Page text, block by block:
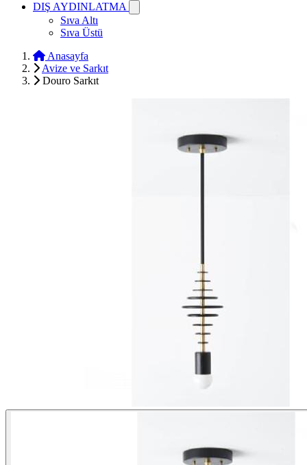
DIŞ AYDINLATMA
Sıva Altı
Sıva Üstü
Anasayfa
Avize ve Sarkıt
Douro Sarkıt